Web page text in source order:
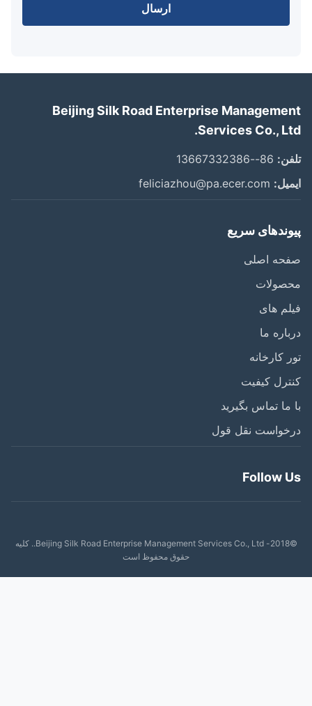
ارسال
Beijing Silk Road Enterprise
Services Co.,
86--13667332386
feliciazhou@pa.ecer.com
سریع
اصلی
های
ما
کارخانه
کیفیت
تماس بگیرید
نقل قول
Follow
©2018- Beijing Silk Road Enterprise Management Services Co., Ltd.. کلیه
حقوق محفوظ است